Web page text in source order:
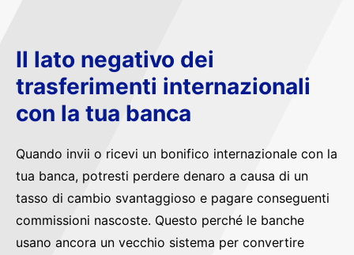
Il lato negativo dei
trasferimenti internazionali
con la tua banca
Quando invii o ricevi un bonifico internazionale con la
tua banca, potresti perdere denaro a causa di un
tasso di cambio svantaggioso e pagare conseguenti
commissioni nascoste. Questo perché le banche
usano ancora un vecchio sistema per convertire